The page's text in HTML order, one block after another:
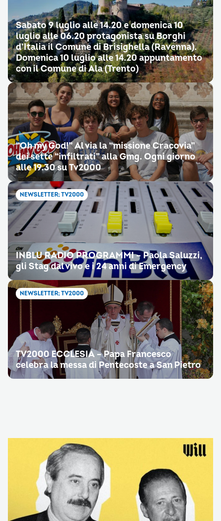
Sabato 9 luglio alle 14.20 e domenica 10
luglio alle 06.20 protagonista su Borghi
d’Italia il Comune di Brisighella (Ravenna).
Domenica 10 luglio alle 14.20 appuntamento
con il Comune di Ala (Trento)
“Oh my God!” Al via la “missione Cracovia”
dei sette “infiltrati” alla Gmg. Ogni giorno
alle 19.30 su Tv2000
NEWSLETTER; TV2000
INBLU RADIO PROGRAMMI – Paola Saluzzi,
gli Stag dal vivo e i 24 anni di Emergency
NEWSLETTER; TV2000
TV2000 ECCLESIA – Papa Francesco
celebra la messa di Pentecoste a San Pietro